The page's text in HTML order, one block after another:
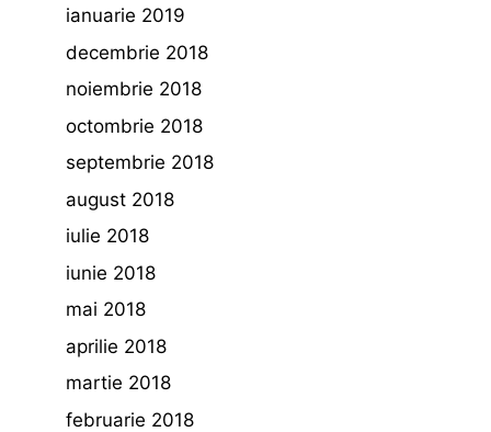
ianuarie 2019
decembrie 2018
noiembrie 2018
octombrie 2018
septembrie 2018
august 2018
iulie 2018
iunie 2018
mai 2018
aprilie 2018
martie 2018
februarie 2018